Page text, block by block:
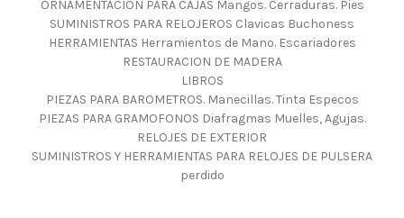
ORNAMENTACION PARA CAJAS Mangos. Cerraduras. Pies
SUMINISTROS PARA RELOJEROS Clavicas Buchoness
HERRAMIENTAS Herramientos de Mano. Escariadores
RESTAURACION DE MADERA
LIBROS
PIEZAS PARA BAROMETROS. Manecillas. Tinta Especos
PIEZAS PARA GRAMOFONOS Diafragmas Muelles, Agujas.
RELOJES DE EXTERIOR
SUMINISTROS Y HERRAMIENTAS PARA RELOJES DE PULSERA
perdido